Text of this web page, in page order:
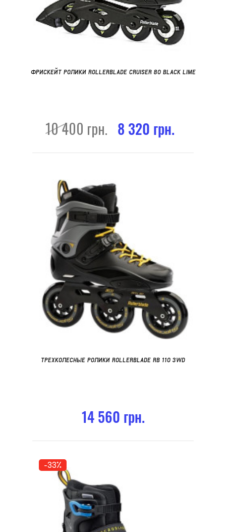
ФРИСКЕЙТ РОЛИКИ ROLLERBLADE CRUISER 80 BLACK LIME
10 400 грн. 8 320 грн.
ТРЕХКОЛЕСНЫЕ РОЛИКИ ROLLERBLADE RB 110 3WD
14 560 грн.
-33%